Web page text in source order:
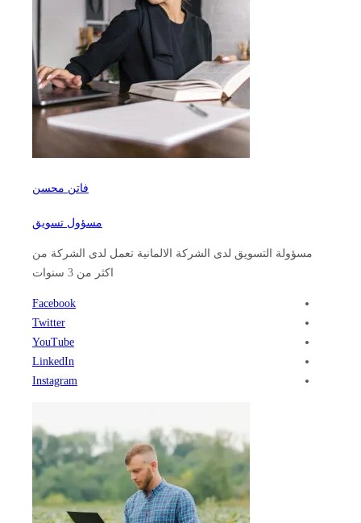
فاتن محسن
مسؤول تسويق
مسؤولة التسويق لدى الشركة الالمانية تعمل لدى الشركة من
اكثر من 3 سنوات
Facebook
Twitter
YouTube
LinkedIn
Instagram